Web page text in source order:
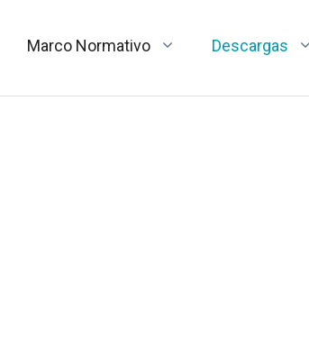
Marco Normativo Descargas